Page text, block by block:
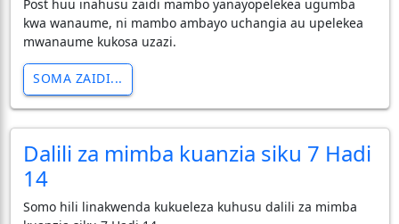
Post huu inahusu zaidi mambo yanayopelekea ugumba
kwa wanaume, ni mambo ambayo uchangia au upelekea
mwanaume kukosa uzazi.
SOMA ZAIDI...
Dalili za mimba kuanzia siku 7 Hadi
14
Somo hili linakwenda kukueleza kuhusu dalili za mimba